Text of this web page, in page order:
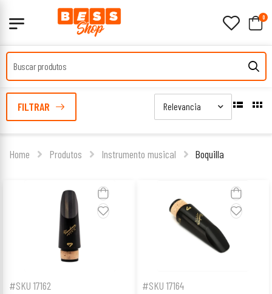
0
Home Produtos Instrumento musical Boquilla
FILTRAR
#SKU 17162 #SKU 17164